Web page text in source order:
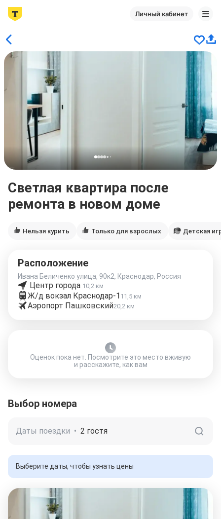
Личный кабинет
Светлая квартира после
ремонта в новом доме
Нельзя курить Только для взрослых Детская
Расположение
Ивана Беличенко улица, 90к2, Краснодар, Россия
Центр города 10,2 км
Ж/д вокзал Краснодар-1 11,5 км
Аэропорт Пашковский20,2 км
Оценок пока нет. Посмотрите это место вживую
и расскажите, как вам
Выбор номера
Даты поездки • 2 гостя
Выберите даты, чтобы узнать цены